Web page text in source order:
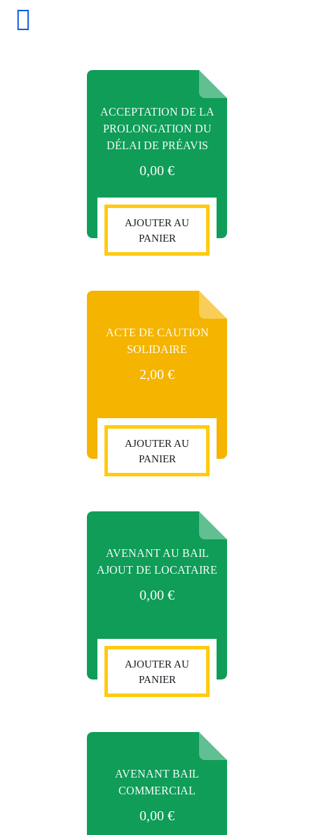
ACCEPTATION DE LA
PROLONGATION DU
DÉLAI DE PRÉAVIS
0,00 €
AJOUTER AU
PANIER
ACTE DE CAUTION
SOLIDAIRE
2,00 €
AJOUTER AU
PANIER
AVENANT AU BAIL
AJOUT DE LOCATAIRE
0,00 €
AJOUTER AU
PANIER
AVENANT BAIL
COMMERCIAL
0,00 €